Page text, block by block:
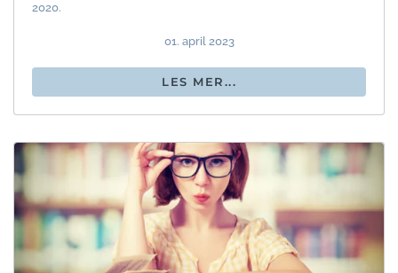
2020.
01. april 2023
LES MER...